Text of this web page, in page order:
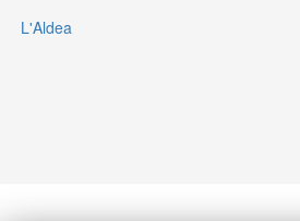
L'Aldea